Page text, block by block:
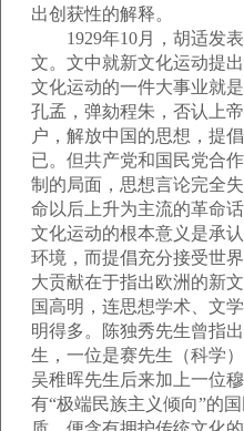
出创获性的解释。
1929年10月，胡适发表
文。文中就新文化运动提
文化运动的一件大事业就
孔孟，弹劾程朱，否认上
户，解放中国的思想，提
已。但共产党和国民党合
制的局面，思想言论完全
命以后上升为主流的革命
文化运动的根本意义是承
环境，而提倡充分接受世
大贡献在于指出欧洲的新
国高明，连思想学术、文
明得多。陈独秀先生曾指
生，一位是赛先生（科学
吴稚晖先生后来加上一位
有“极端民族主义倾向”的